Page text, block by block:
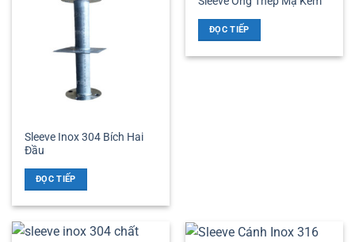
Sleeve Inox 304 Bích Hai
Đầu
ĐỌC TIẾP
ĐỌC TIẾP